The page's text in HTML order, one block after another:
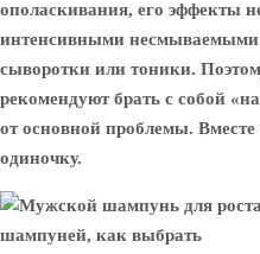
ополаскивания, его эффекты
интенсивными
сыворотки или тоники.
рекомендуют брать с собой
от основной проблемы.
одиночку.